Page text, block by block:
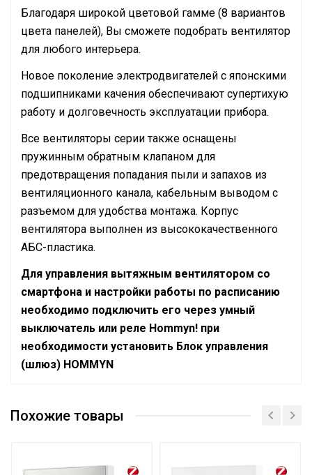
Благодаря широкой цветовой гамме (8 вариантов
цвета панелей), Вы сможете подобрать вентилятор
для любого интерьера.
Новое поколение электродвигателей с японскими
подшипниками качения обеспечивают супертихую
работу и долговечность эксплуатации прибора.
Все вентиляторы серии также оснащены
пружинным обратным клапаном для
предотвращения попадания пыли и запахов из
вентиляционного канала, кабельным выводом с
разъемом для удобства монтажа. Корпус
вентилятора выполнен из высококачественного
АБС-пластика.
Для управления вытяжным вентилятором со
смартфона и настройки работы по расписанию
необходимо подключить его через умный
выключатель или реле Hommyn! при
необходимости установить Блок управления
(шлюз) HOMMYN
Макс.
Похожие товары